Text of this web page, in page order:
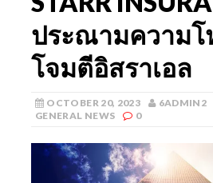
ประณามความโ
โจมตีอิสราเอล
OCTOBER 20, 2023 6ADMIN2
GENERAL NEWS
0